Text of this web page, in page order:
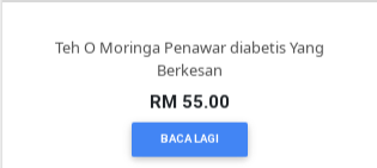
Teh O Moringa Penawar diabetis Yang
Berkesan
RM 55.00
BACA LAGI